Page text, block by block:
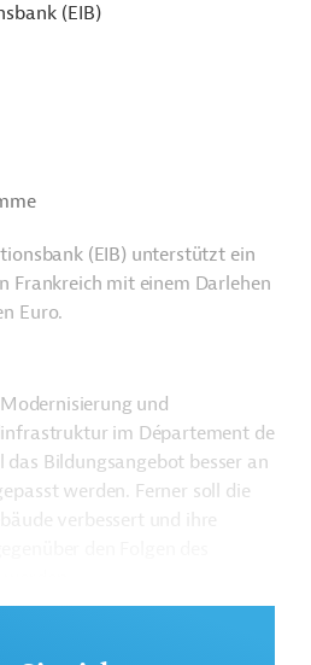
(EIB)
(EIB) unterstützt ein
Frankreich mit einem Darlehen
Euro.
und
im Département de
das Bildungsangebot besser an
werden. Ferner soll die
verbessert und ihre